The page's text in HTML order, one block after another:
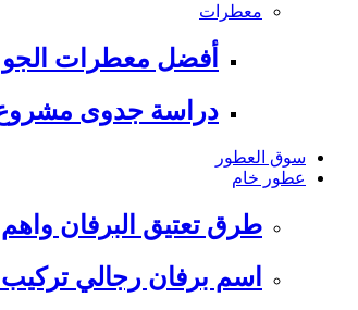
معطرات
أفضل معطرات الجو
دراسة جدوى مشروع
سوق العطور
عطور خام
طرق تعتيق البرفان واهم
اسم برفان رجالي تركيب